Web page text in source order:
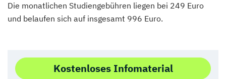
Die monatlichen Studiengebühren liegen bei 249 Euro
und belaufen sich auf insgesamt 996 Euro.
Kostenloses Infomaterial